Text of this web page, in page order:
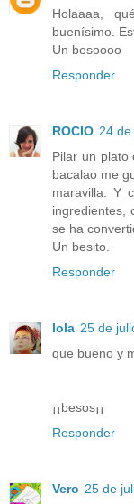
Holaaaa,
buenísimo.
Un besoooo
Responder
ROCIO 24 de
Pilar un plato
bacalao me
maravilla. Y
ingredientes,
se ha
Un besito.
Responder
lola 25 de
que bueno y
¡¡besos¡¡
Responder
Vero 25 de